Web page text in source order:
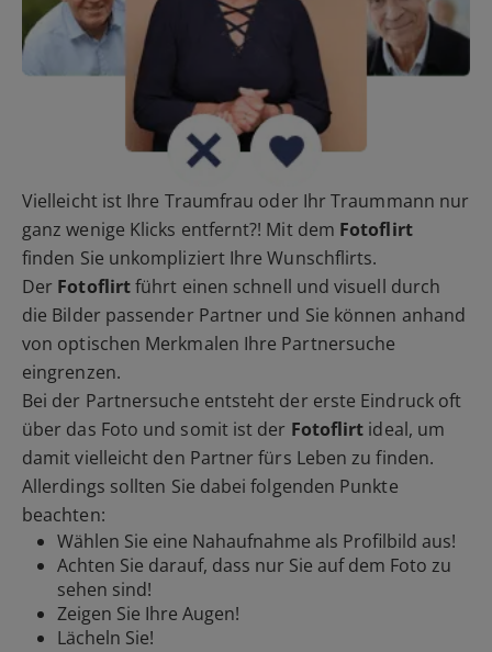
Vielleicht ist Ihre Traumfrau oder Ihr Traummann nur
ganz wenige Klicks entfernt?! Mit dem Fotoflirt
finden Sie unkompliziert Ihre Wunschflirts.
Der Fotoflirtführt einen schnell und visuell durch
die Bilder passender Partner und Sie können anhand
von optischen Merkmalen Ihre Partnersuche
eingrenzen.
Bei der Partnersuche entsteht der erste Eindruck oft
über das Foto und somit ist der Fotoflirt ideal, um
damit vielleicht den Partner fürs Leben zu finden.
Allerdings sollten Sie dabei folgenden Punkte
beachten:
Wählen Sie eine Nahaufnahme als Profilbild aus!
Achten Sie darauf, dass nur Sie auf dem Foto zu
sehen sind!
Zeigen Sie Ihre Augen!
Lächeln Sie!